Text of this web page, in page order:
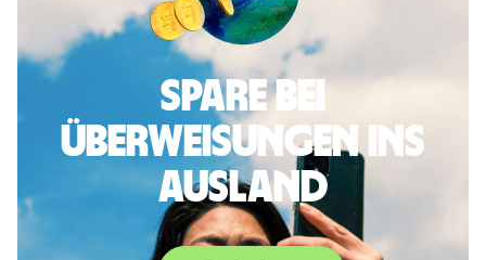
Spare bei
Überweisungen ins
Ausland